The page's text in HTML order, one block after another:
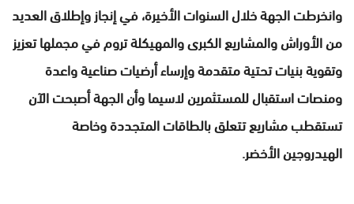
وانخرطت الجهة خلال السنوات الأخيرة، في إنجاز وإطلاق العديد
من الأوراش والمشاريع الكبرى والمهيكلة تروم في مجملها تعزيز
وتقوية بنيات تحتية متقدمة وإرساء أرضيات صناعية واعدة
ومنصات استقبال للمستثمرين لاسيما وأن الجهة أصبحت الآن
تستقطب مشاريع تتعلق بالطاقات المتجددة وخاصة
الهيدروجين الأخضر.